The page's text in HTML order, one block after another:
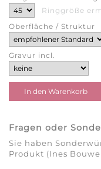
Ringgröße
Oberfläche / Struktur
Gravur incl.
Fragen oder
Sie haben
Produkt (Ines